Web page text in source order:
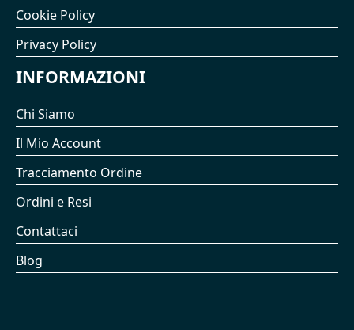
Cookie Policy
Privacy Policy
INFORMAZIONI
Chi Siamo
Il Mio Account
Tracciamento Ordine
Ordini e Resi
Contattaci
Blog